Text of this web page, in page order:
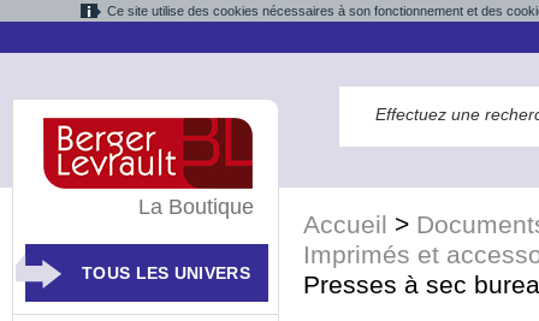
Ce site utilise des cookies nécessaires à son fonctionnement et des
Accueil >
Imprimés et
Presses à sec
La Boutique
TOUS LES UNIVERS